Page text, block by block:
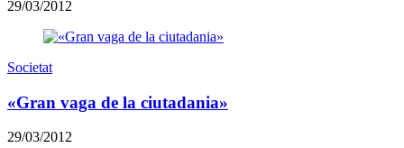
29/03/2012
Societat
«Gran vaga de la ciutadania»
29/03/2012